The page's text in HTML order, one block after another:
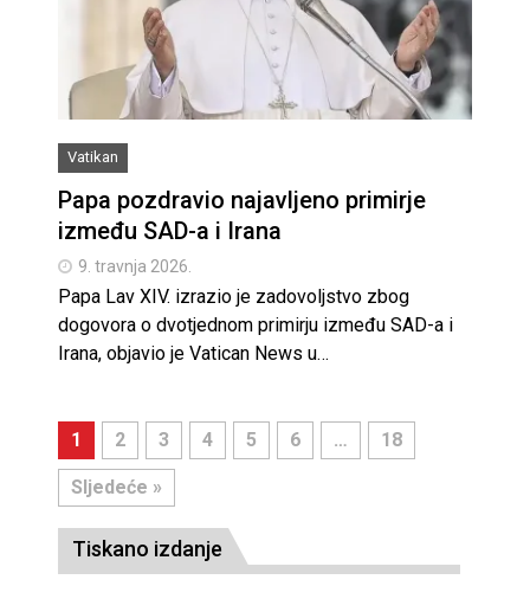
Vatikan
Papa pozdravio najavljeno primirje
između SAD-a i Irana
9. travnja 2026.
Papa Lav XIV. izrazio je zadovoljstvo zbog
dogovora o dvotjednom primirju između SAD-a i
Irana, objavio je Vatican News u…
1 2 3 4 5 6 … 18
Sljedeće »
Tiskano izdanje